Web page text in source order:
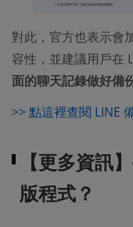
對此，官方也表示會
容性，並建議用戶在
面的聊天記錄做好備
>> 點這裡查閱 LINE
【更多資訊
版程式？